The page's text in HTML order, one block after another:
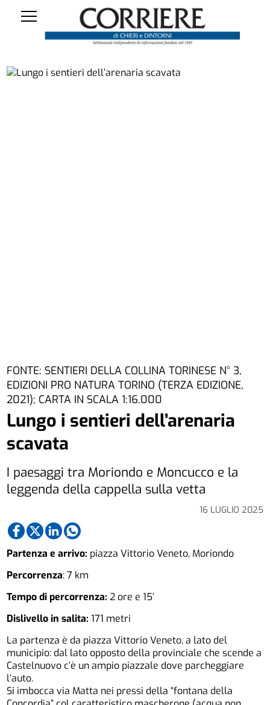
16 LUGLIO 2025
FONTE: SENTIERI DELLA COLLINA TORINESE N° 3,
EDIZIONI PRO NATURA TORINO (TERZA EDIZIONE,
2021); CARTA IN SCALA 1:16.000
Lungo i sentieri dell’arenaria
scavata
I paesaggi tra Moriondo e Moncucco e la
leggenda della cappella sulla vetta
Partenza e arrivo: piazza Vittorio Veneto, Moriondo
Percorrenza: 7 km
Tempo di percorrenza: 2 ore e 15’
Dislivello in salita: 171 metri
La partenza è da piazza Vittorio Veneto, a lato del
municipio: dal lato opposto della provinciale che scende a
Castelnuovo c’è un ampio piazzale dove parcheggiare
l’auto.
Si imbocca via Matta nei pressi della “fontana della